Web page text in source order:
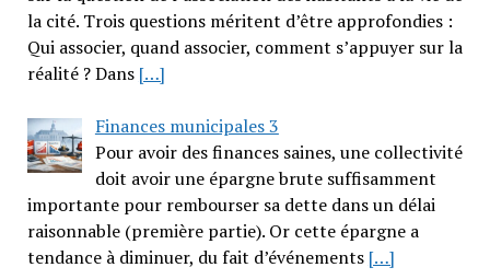
la cité. Trois questions méritent d’être approfondies :
Qui associer, quand associer, comment s’appuyer sur la
réalité ? Dans […]
Finances municipales 3
Pour avoir des finances saines, une collectivité
doit avoir une épargne brute suffisamment
importante pour rembourser sa dette dans un délai
raisonnable (première partie). Or cette épargne a
tendance à diminuer, du fait d’événements […]